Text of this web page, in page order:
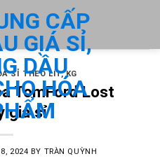
SỈ THEO LÍT, KG
TomFord Lost
giá sỉ
2024 BY TRÀN QUỲNH